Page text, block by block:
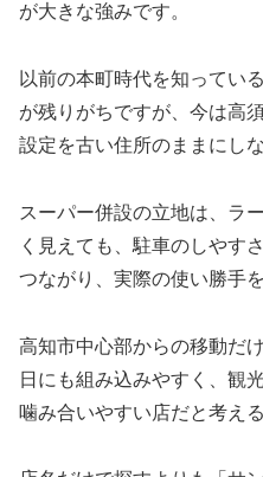
が大きな強みです。
以前の本町時代を知ってい
が残りがちですが、今は高
設定を古い住所のままにし
スーパー併設の立地は、ラ
く見えても、駐車のしやす
つながり、実際の使い勝手
高知市中心部からの移動だ
日にも組み込みやすく、観
噛み合いやすい店だと考え